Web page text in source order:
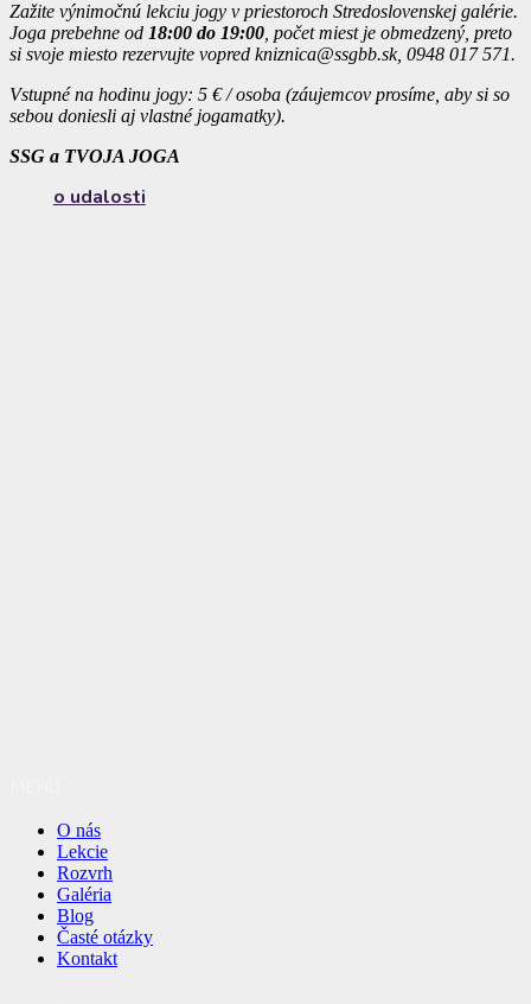
Zažite výnimočnú lekciu jogy v priestoroch Stredoslovenskej galérie.
Joga prebehne od 18:00 do 19:00 , počet miest je obmedzený, preto
si svoje miesto rezervujte vopred kniznica@ssgbb.sk, 0948 017 571.
Vstupné na hodinu jogy: 5 € / osoba (záujemcov prosíme, aby si so
sebou doniesli aj vlastné jogamatky).
SSG a TVOJA JOGA
o udalosti
O nás
Lekcie
Rozvrh
Galéria
Blog
Časté otázky
Kontakt